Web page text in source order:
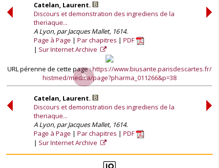
Catelan, Laurent.
Discours et demonstration des ingrediens de la
theriaque...
A Lyon, par Jacques Mallet, 1614.
Page à Page
Par chapitres
PDF
Sur Internet Archive
URL pérenne de cette page :https://www.biusante.parisdescartes.fr/
histmed/medica/page?pharma_011266&p=38
Catelan, Laurent.
Discours et demonstration des ingrediens de la
theriaque...
A Lyon, par Jacques Mallet, 1614.
Page à Page
Par chapitres
PDF
Sur Internet Archive